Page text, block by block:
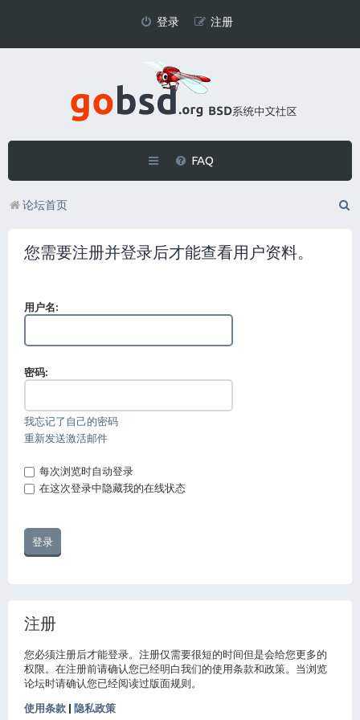
登录 注册
FAQ
论坛首页
您需要注册并登录后才能查看用户资料。
用户名:
密码:
我忘记了自己的密码
重新发送激活邮件
每次浏览时自动登录
在这次登录中隐藏我的在线状态
注册
您必须注册后才能登录。注册仅需要很短的时间但是会给您更多的
权限。在注册前请确认您已经明白我们的使用条款和政策。当浏览
论坛时请确认您已经阅读过版面规则。
使用条款 隐私政策